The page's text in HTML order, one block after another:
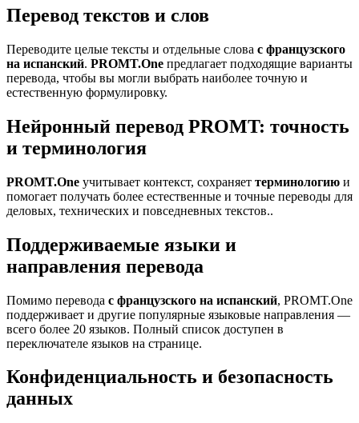
Перевод текстов и слов
Переводите целые тексты и отдельные слова с французского
на испанский. PROMT.One предлагает подходящие варианты
перевода, чтобы вы могли выбрать наиболее точную и
естественную формулировку.
Нейронный перевод PROMT: точность
и терминология
PROMT.One учитывает контекст, сохраняет терминологию и
помогает получать более естественные и точные переводы для
деловых, технических и повседневных текстов..
Поддерживаемые языки и
направления перевода
Помимо перевода с французского на испанский, PROMT.One
поддерживает и другие популярные языковые направления —
всего более 20 языков. Полный список доступен в
переключателе языков на странице.
Конфиденциальность и безопасность
данных